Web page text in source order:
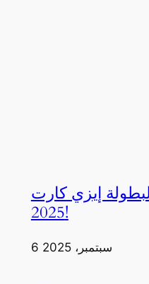
لبطولة إيزي كارت
2025!
6 سبتمبر، 2025